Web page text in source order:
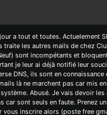
a tout et toutes. Actuelement
traite les autres mails de chez
sont incompétants et
je leur ai déjà notifié leur
DNS, ils sont en connaissance
là ne marchent pas car mis en
Abusé. Je vais devoir les
car sont seuls en faute. Prenez
vous inscrire alors (poste free